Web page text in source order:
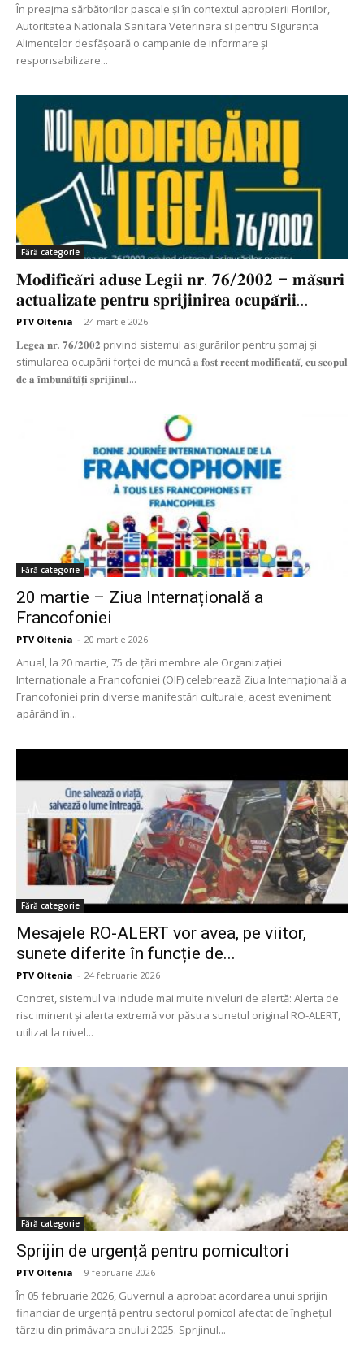
În preajma sărbătorilor pascale și în contextul apropierii Floriilor,
Autoritatea Nationala Sanitara Veterinara si pentru Siguranta
Alimentelor desfășoară o campanie de informare și
responsabilizare...
Fără categorie
𝐌𝐨𝐝𝐢𝐟𝐢𝐜𝐚̆𝐫𝐢 𝐚𝐝𝐮𝐬𝐞 𝐋𝐞𝐠𝐢𝐢 𝐧𝐫. 𝟕𝟔/𝟐𝟎𝟎𝟐 – 𝐦𝐚̆𝐬𝐮𝐫𝐢
𝐚𝐜𝐭𝐮𝐚𝐥𝐢𝐳𝐚𝐭𝐞 𝐩𝐞𝐧𝐭𝐫𝐮 𝐬𝐩𝐫𝐢𝐣𝐢𝐧𝐢𝐫𝐞𝐚 𝐨𝐜𝐮𝐩𝐚̆𝐫𝐢𝐢...
PTV Oltenia - 24 martie 2026
𝐋𝐞𝐠𝐞𝐚 𝐧𝐫. 𝟕𝟔/𝟐𝟎𝟎𝟐 privind sistemul asigurărilor pentru șomaj și
stimularea ocupării forței de muncă 𝐚 𝐟𝐨𝐬𝐭 𝐫𝐞𝐜𝐞𝐧𝐭 𝐦𝐨𝐝𝐢𝐟𝐢𝐜𝐚𝐭𝐚̆, 𝐜𝐮 𝐬𝐜𝐨𝐩𝐮𝐥
𝐝𝐞 𝐚 𝐢̂𝐦𝐛𝐮𝐧𝐚̆𝐭𝐚̆𝐭̦𝐢 𝐬𝐩𝐫𝐢𝐣𝐢𝐧𝐮𝐥...
Fără categorie
20 martie – Ziua Internațională a
Francofoniei
PTV Oltenia - 20 martie 2026
Anual, la 20 martie, 75 de țări membre ale Organizației
Internaționale a Francofoniei (OIF) celebrează Ziua Internațională a
Francofoniei prin diverse manifestări culturale, acest eveniment
apărând în...
Fără categorie
Mesajele RO-ALERT vor avea, pe viitor,
sunete diferite în funcție de...
PTV Oltenia - 24 februarie 2026
Concret, sistemul va include mai multe niveluri de alertă: Alerta de
risc iminent și alerta extremă vor păstra sunetul original RO-ALERT,
utilizat la nivel...
Fără categorie
Sprijin de urgență pentru pomicultori
PTV Oltenia - 9 februarie 2026
În 05 februarie 2026, Guvernul a aprobat acordarea unui sprijin
financiar de urgență pentru sectorul pomicol afectat de înghețul
târziu din primăvara anului 2025. Sprijinul...